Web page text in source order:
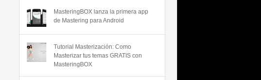
MasteringBOX lanza la primera app
de Mastering para Android
Tutorial Masterización: Como
Masterizar tus temas GRATIS con
MasteringBOX